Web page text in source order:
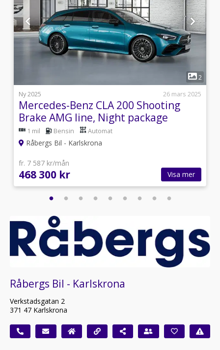
2
Ny 2025
26 mars 2025
Mercedes-Benz CLA 200 Shooting
Brake AMG line, Night package
1 mil Bensin Automat
Råbergs Bil - Karlskrona
fr. 7 587 kr/mån
468 300 kr Visa mer
Råbergs Bil - Karlskrona
Verkstadsgatan 2
371 47 Karlskrona